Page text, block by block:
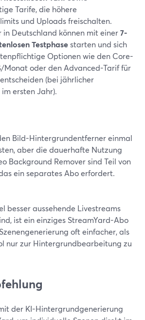
Tarife, die höhere
und Uploads freischalten.
in Deutschland können mit einer7-
Testphasestarten und sich
Optionen wie den Core-
Monat oder den Advanced-Tarif für
(bei jährlicher
ersten Jahr).
Bild-Hintergrundentferner einmal
aber die dauerhafte Nutzung
Background Remover sind Teil von
ein separates Abo erfordert.
besser aussehende Livestreams
ist ein einziges StreamYard-Abo
oft einfacher, als
nur zur Hintergrundbearbeitung zu
der KI-Hintergrundgenerierung